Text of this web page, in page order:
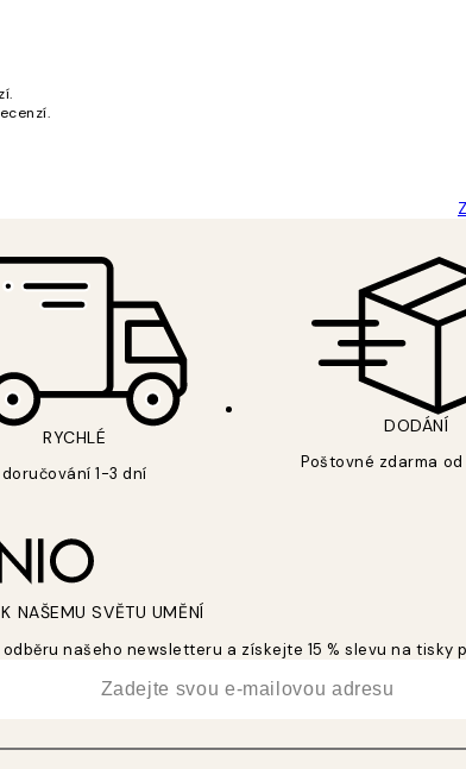
RYCHLÉ
doručování 1-3 dní
DODÁNÍ
Poštovné zdarma od
NAŠEMU SVĚTU UMĚNÍ
našeho newsletteru a získejte 15 % slevu na tisky